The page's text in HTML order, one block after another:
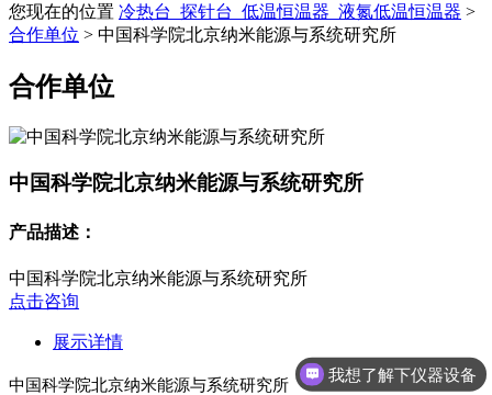
您现在的位置 冷热台_探针台_低温恒温器_液氮低温恒温器 >
合作单位 > 中国科学院北京纳米能源与系统研究所
合作单位
中国科学院北京纳米能源与系统研究所
产品描述：
中国科学院北京纳米能源与系统研究所
点击咨询
展示详情
中国科学院北京纳米能源与系统研究所
我想了解下仪器设备